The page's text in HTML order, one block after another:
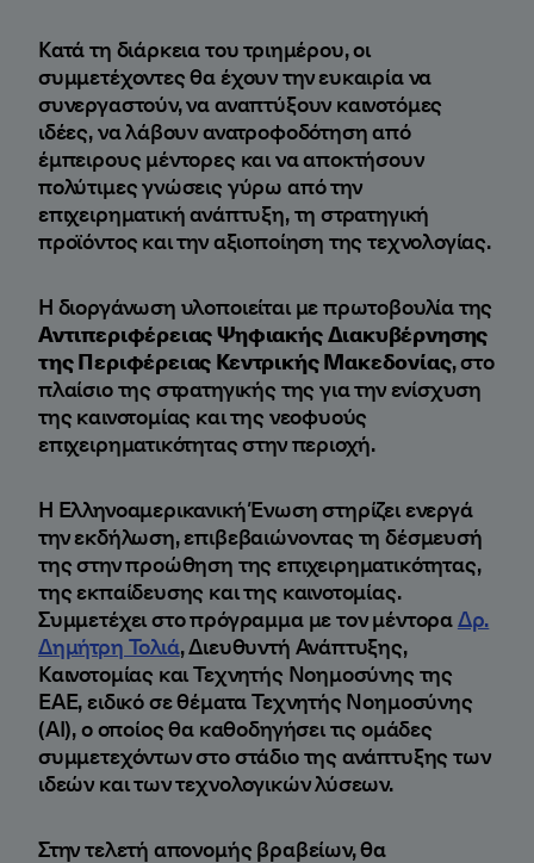
Κατά τη διάρκεια του τριημέρου, οι
συμμετέχοντες θα έχουν την ευκαιρία να
συνεργαστούν, να αναπτύξουν καινοτόμες
ιδέες, να λάβουν ανατροφοδότηση από
έμπειρους μέντορες και να αποκτήσουν
πολύτιμες γνώσεις γύρω από την
επιχειρηματική ανάπτυξη, τη στρατηγική
προϊόντος και την αξιοποίηση της τεχνολογίας.
Η διοργάνωση υλοποιείται με πρωτοβουλία της
Αντιπεριφέρειας Ψηφιακής Διακυβέρνησης
της Περιφέρειας Κεντρικής Μακεδονίας, στο
πλαίσιο της στρατηγικής της για την ενίσχυση
της καινοτομίας και της νεοφυούς
επιχειρηματικότητας στην περιοχή.
Η Ελληνοαμερικανική Ένωση στηρίζει ενεργά
την εκδήλωση, επιβεβαιώνοντας τη δέσμευσή
της στην προώθηση της επιχειρηματικότητας,
της εκπαίδευσης και της καινοτομίας.
Συμμετέχει στο πρόγραμμα με τον μέντοραΔρ.
Δημήτρη Τολιά, Διευθυντή Ανάπτυξης,
Καινοτομίας και Τεχνητής Νοημοσύνης της
ΕΑΕ, ειδικό σε θέματα Τεχνητής Νοημοσύνης
(AI), ο οποίος θα καθοδηγήσει τις ομάδες
συμμετεχόντων στο στάδιο της ανάπτυξης των
ιδεών και των τεχνολογικών λύσεων.
Στην τελετή απονομής βραβείων, θα